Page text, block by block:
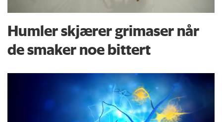
Humler skjærer grimaser når
de smaker noe bittert